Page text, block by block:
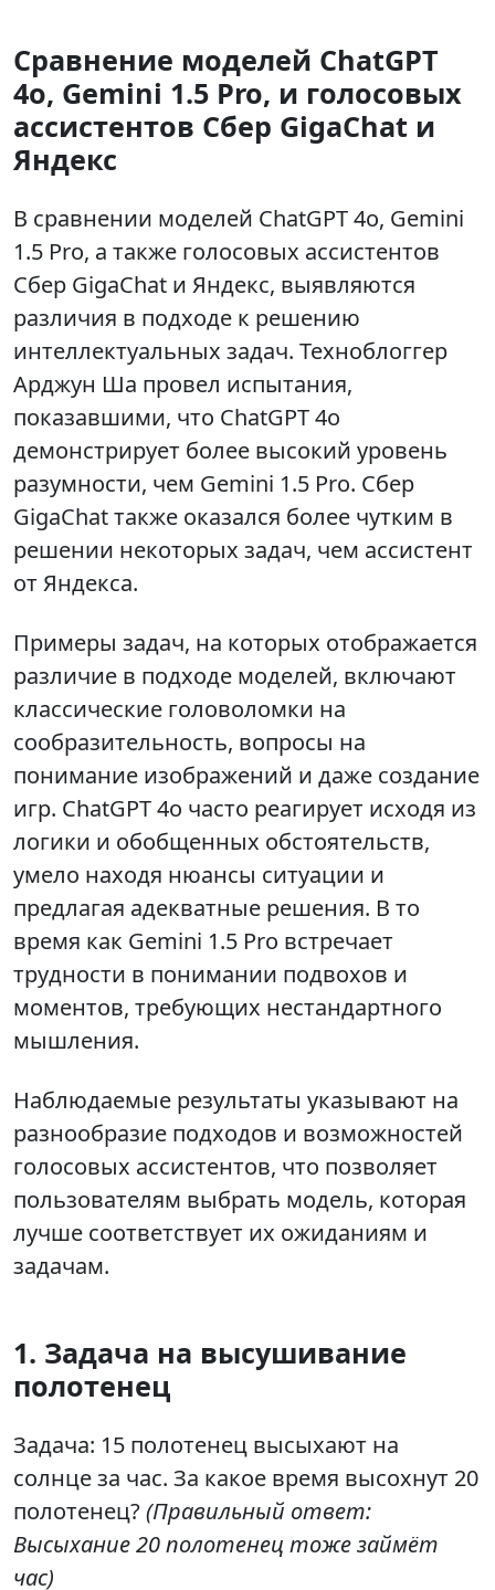
Сравнение моделей ChatGPT
4o, Gemini 1.5 Pro, и голосовых
ассистентов Сбер GigaChat и
Яндекс
В сравнении моделей ChatGPT 4o, Gemini
1.5 Pro, а также голосовых ассистентов
Сбер GigaChat и Яндекс, выявляются
различия в подходе к решению
интеллектуальных задач. Техноблоггер
Арджун Ша провел испытания,
показавшими, что ChatGPT 4o
демонстрирует более высокий уровень
разумности, чем Gemini 1.5 Pro. Сбер
GigaChat также оказался более чутким в
решении некоторых задач, чем ассистент
от Яндекса.
Примеры задач, на которых отображается
различие в подходе моделей, включают
классические головоломки на
сообразительность, вопросы на
понимание изображений и даже создание
игр. ChatGPT 4o часто реагирует исходя из
логики и обобщенных обстоятельств,
умело находя нюансы ситуации и
предлагая адекватные решения. В то
время как Gemini 1.5 Pro встречает
трудности в понимании подвохов и
моментов, требующих нестандартного
мышления.
Наблюдаемые результаты указывают на
разнообразие подходов и возможностей
голосовых ассистентов, что позволяет
пользователям выбрать модель, которая
лучше соответствует их ожиданиям и
задачам.
1. Задача на высушивание
полотенец
Задача: 15 полотенец высыхают на
солнце за час. За какое время высохнут 20
полотенец?(Правильный ответ:
Высыхание 20 полотенец тоже займёт
час)